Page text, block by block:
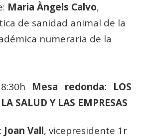
Maria Àngels Calvo,
de sanidad animal de la
numeraria de la
Mesa redonda: LOS
SALUD Y LAS EMPRESAS
Joan Vall, vicepresidente 1r